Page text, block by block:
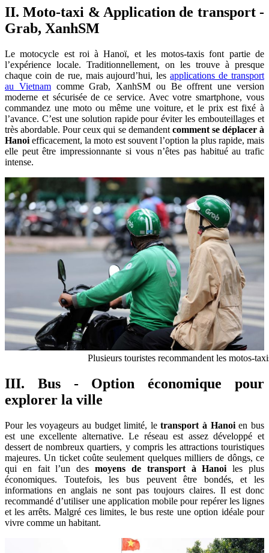
II. Moto-taxi & Application de transport -
Grab, XanhSM
Le motocycle est roi à Hanoï, et les motos-taxis font partie de
l’expérience locale. Traditionnellement, on les trouve à presque
chaque coin de rue, mais aujourd’hui, lesapplications de transport
au Vietnamcomme Grab, XanhSM ou Be offrent une version
moderne et sécurisée de ce service. Avec votre smartphone, vous
commandez une moto ou même une voiture, et le prix est fixé à
l’avance. C’est une solution rapide pour éviter les embouteillages et
très abordable. Pour ceux qui se demandentcomment se déplacer à
Hanoi efficacement, la moto est souvent l’option la plus rapide, mais
elle peut être impressionnante si vous n’êtes pas habitué au trafic
intense.
Plusieurs touristes recommandent les motos-
III. Bus - Option économique pour
explorer la ville
Pour les voyageurs au budget limité, letransport à Hanoien bus
est une excellente alternative. Le réseau est assez développé et
dessert de nombreux quartiers, y compris les attractions touristiques
majeures. Un ticket coûte seulement quelques milliers de dôngs, ce
qui en fait l’un desmoyens de transport à Hanoi les plus
économiques. Toutefois, les bus peuvent être bondés, et les
informations en anglais ne sont pas toujours claires. Il est donc
recommandé d’utiliser une application mobile pour repérer les lignes
et les arrêts. Malgré ces limites, le bus reste une option idéale pour
vivre comme un habitant.